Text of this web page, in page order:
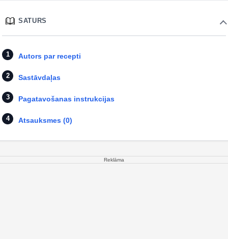
SATURS
Autors par recepti
Sastāvdaļas
Pagatavošanas instrukcijas
Atsauksmes (0)
Reklāma